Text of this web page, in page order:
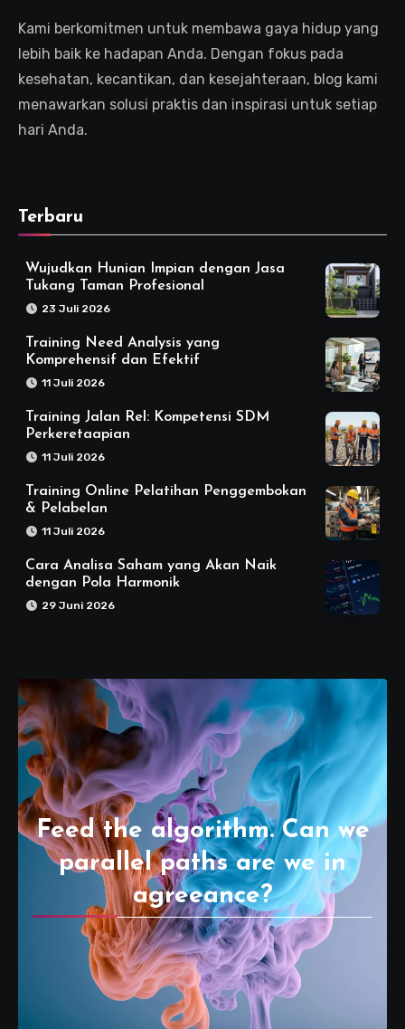
Kami berkomitmen untuk membawa gaya hidup yang
lebih baik ke hadapan Anda. Dengan fokus pada
kesehatan, kecantikan, dan kesejahteraan, blog kami
menawarkan solusi praktis dan inspirasi untuk setiap
hari Anda.
Terbaru
Wujudkan Hunian Impian dengan Jasa
Tukang Taman Profesional
23 Juli 2026
Training Need Analysis yang
Komprehensif dan Efektif
11 Juli 2026
Training Jalan Rel: Kompetensi SDM
Perkeretaapian
11 Juli 2026
Training Online Pelatihan Penggembokan
& Pelabelan
11 Juli 2026
Cara Analisa Saham yang Akan Naik
dengan Pola Harmonik
29 Juni 2026
Feed the algorithm. Can we
parallel paths are we in
agreeance?